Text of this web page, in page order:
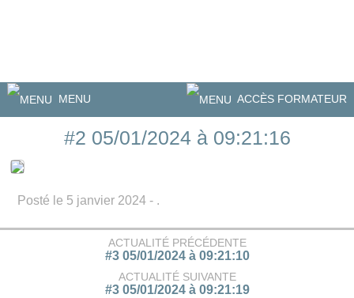
MENU ACCÈS FORMATEUR
#2 05/01/2024 à 09:21:16
Posté le 5 janvier 2024 - .
ACTUALITÉ PRÉCÉDENTE
#3 05/01/2024 à 09:21:10
ACTUALITÉ SUIVANTE
#3 05/01/2024 à 09:21:19